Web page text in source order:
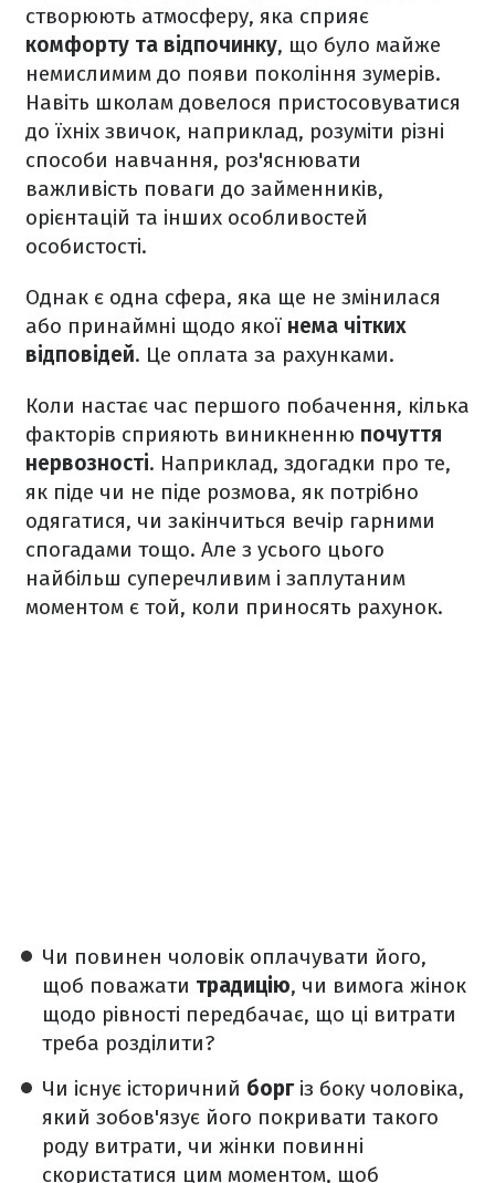
створюють атмосферу, яка сприяє
комфорту та відпочинку, що було майже
немислимим до появи покоління зумерів.
Навіть школам довелося пристосовуватися
до їхніх звичок, наприклад, розуміти різні
способи навчання, роз'яснювати
важливість поваги до займенників,
орієнтацій та інших особливостей
особистості.
Однак є одна сфера, яка ще не змінилася
або принаймні щодо якої нема чітких
відповідей. Це оплата за рахунками.
Коли настає час першого побачення, кілька
факторів сприяють виникненню почуття
нервозності. Наприклад, здогадки про те,
як піде чи не піде розмова, як потрібно
одягатися, чи закінчиться вечір гарними
спогадами тощо. Але з усього цього
найбільш суперечливим і заплутаним
моментом є той, коли приносять рахунок.
Чи повинен чоловік оплачувати його,
щоб поважати традицію, чи вимога жінок
щодо рівності передбачає, що ці витрати
треба розділити?
Чи існує історичний боргіз боку чоловіка,
який зобов'язує його покривати такого
роду витрати, чи жінки повинні
скористатися цим моментом, щоб